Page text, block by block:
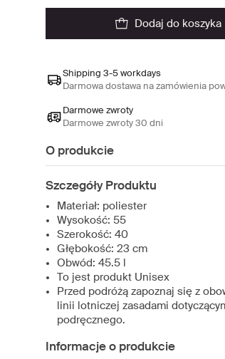
dodaj do koszyka
Shipping 3-5 workdays
Darmowa dostawa na zamówienia
Darmowe zwroty
Darmowe zwroty 30 dni
O produkcie
Szczegóły Produktu
Materiał: poliester
Wysokość: 55
Szerokość: 40
Głębokość: 23 cm
Obwód: 45.5 l
To jest produkt Unisex
Przed podróżą zapoznaj się z
linii lotniczej zasadami
podręcznego.
Informacje o produkcie